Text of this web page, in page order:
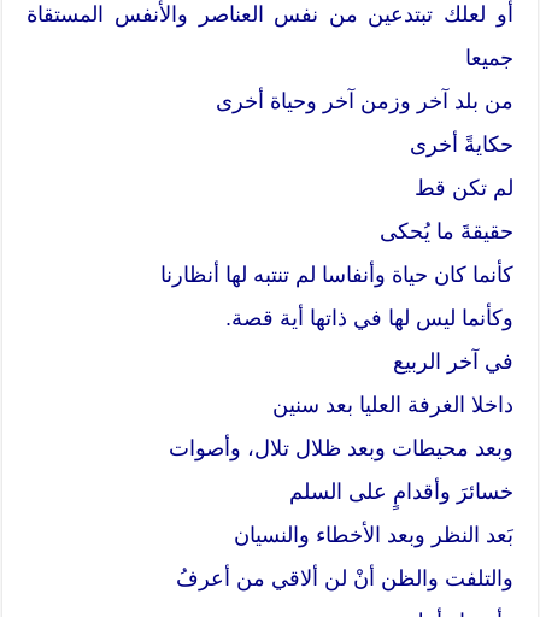
أو لعلك تبتدعين من نفس العناصر والأنفس المستقاة
جميعا
من بلد آخر وزمن آخر وحياة أخرى
حكايةً أخرى
لم تكن قط
حقيقةَ ما يُحكى
كأنما كان حياة وأنفاسا لم تنتبه لها أنظارنا
وكأنما ليس لها في ذاتها أية قصة.
في آخر الربيع
داخلا الغرفة العليا بعد سنين
وبعد محيطات وبعد ظلال تلال، وأصوات
خسائرَ وأقدامٍ على السلم
بَعد النظر وبعد الأخطاء والنسيان
والتلفت والظن أنْ لن ألاقي من أعرفُ